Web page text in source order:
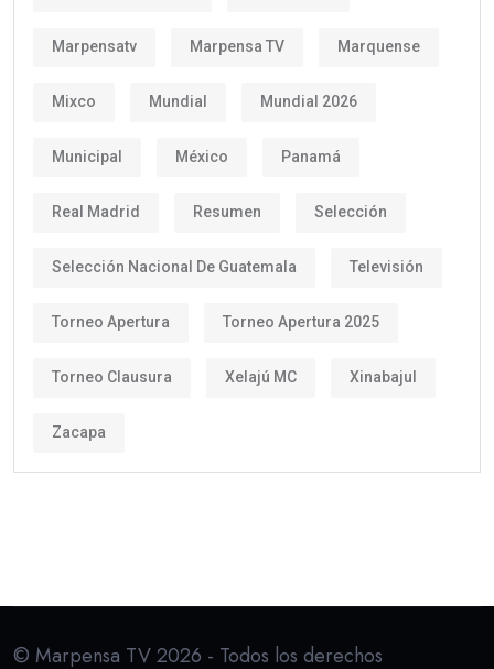
Marpensatv Marpensa TV Marquense
Mixco Mundial Mundial 2026
Municipal México Panamá
Real Madrid Resumen Selección
Selección Nacional De Guatemala Televisión
Torneo Apertura Torneo Apertura 2025
Torneo Clausura Xelajú MC Xinabajul
Zacapa
© Marpensa TV 2026 - Todos los derechos